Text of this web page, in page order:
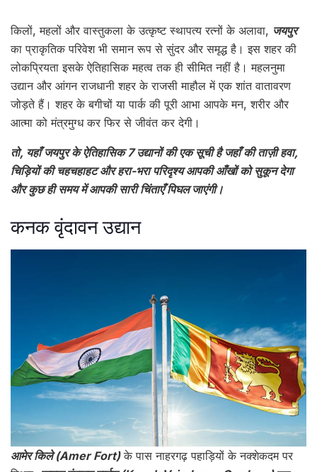
किलों, महलों और वास्तुकला के उत्कृष्ट स्थापत्य रत्नों के अलावा, जयपुर
का प्राकृतिक परिवेश भी समान रूप से सुंदर और समृद्ध है। इस शहर की
लोकप्रियता इसके ऐतिहासिक महत्व तक ही सीमित नहीं है। महलनुमा
उद्यान और आंगन राजधानी शहर के राजसी माहौल में एक शांत वातावरण
जोड़ते हैं। शहर के बगीचों या पार्क की पूरी आभा आपके मन, शरीर और
आत्मा को मंत्रमुग्ध कर फिर से जीवंत कर देगी।
तो, यहाँ जयपुर के ऐतिहासिक 7 उद्यानों की एक सूची है जहाँ की ताज़ी हवा,
चिड़ियों की चहचहाहट और हरा-भरा परिदृश्य आपकी आँखों को सुकून देगा
और कुछ ही समय में आपकी सारी चिंताएँ पिघल जाएंगी।
कनक वृंदावन उद्यान
आमेर किले (Amer Fort)के पास नाहरगढ़ पहाड़ियों के नक्शेकदम पर